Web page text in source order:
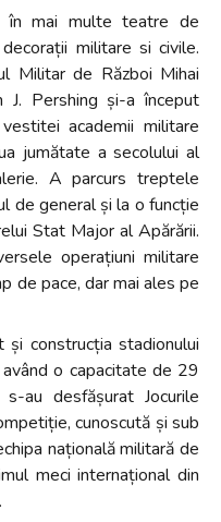
în mai multe teatre de
militare si civile.
Militar de Război Mihai
Pershing și-a început
academii militare
jumătate a secolului al
A parcurs treptele
de general și la o funcție
Stat Major al Apărării.
operațiuni militare
de pace, dar mai ales pe
construcția stadionului
o capacitate de 29
au desfășurat Jocurile
cunoscută și sub
națională militară de
meci internațional din